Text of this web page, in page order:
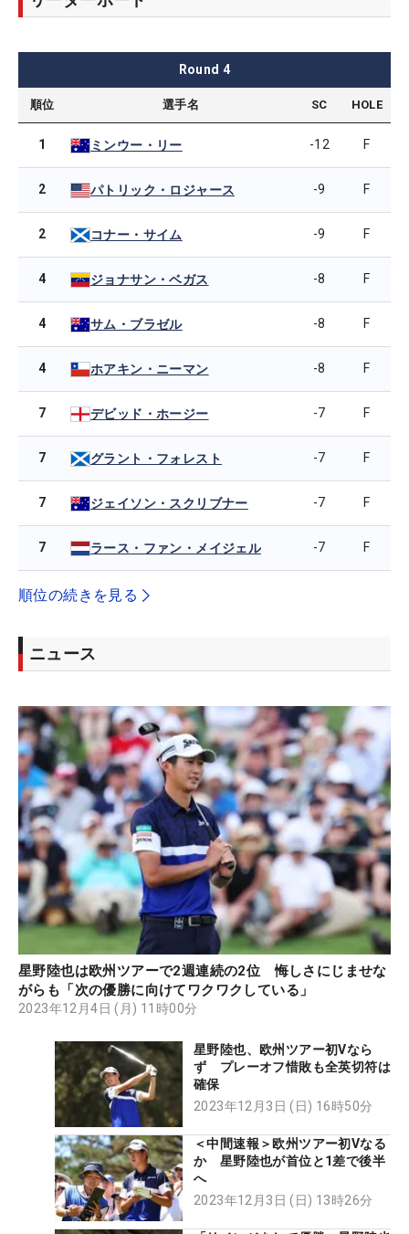
Round 4
順位 選手名 SC HOLE
1 ミンウー・リー -12 F
2 パトリック・ロジャース -9 F
2 コナー・サイム -9 F
4 ジョナサン・ベガス -8 F
4 サム・ブラゼル -8 F
4 ホアキン・ニーマン -8 F
7 デビッド・ホージー -7 F
7 グラント・フォレスト -7 F
7 ジェイソン・スクリブナー -7 F
7 ラース・ファン・メイジェル -7 F
順位の続きを見る
ニュース
星野陸也は欧州ツアーで2週連続の2位 悔しさにじませな
がらも「次の優勝に向けてワクワクしている」
2023年12月4日 (月) 11時00分
星野陸也、欧州ツアー初Vなら
ず プレーオフ惜敗も全英切符は
確保
2023年12月3日 (日) 16時50分
＜中間速報＞欧州ツアー初Vなる
か 星野陸也が首位と1差で後半
へ
2023年12月3日 (日) 13時26分